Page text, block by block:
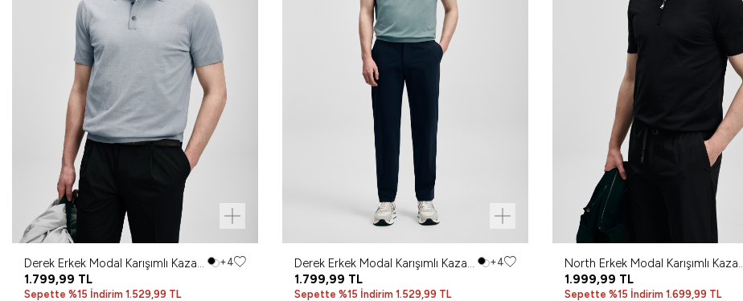
Derek Erkek Modal Karışımlı Kazak
Açık Gri
+4
1.799,99 TL
Sepette %15 İndirim 1.529,99 TL
Derek Erkek Modal Karışımlı Kazak
Duman Yeşili
+4
1.799,99 TL
Sepette %15 İndirim 1.529,99 TL
North Erkek Modal Karışımlı Kazak
Siyah
1.999,99 TL
Sepette %15 İndirim 1.699,99 TL